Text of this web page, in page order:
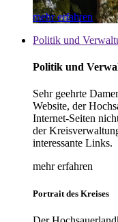
mehr erfahren
Politik und
Politik und
Sehr geehrte
Website, der
Internet-Seiten
der
interessante Links.
mehr erfahren
Portrait des Kreises